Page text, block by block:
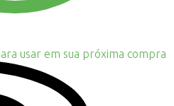
usar em sua próxima compra